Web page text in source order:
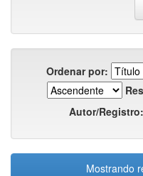
Ordenar por:
Autor/Registro:
Mostrando